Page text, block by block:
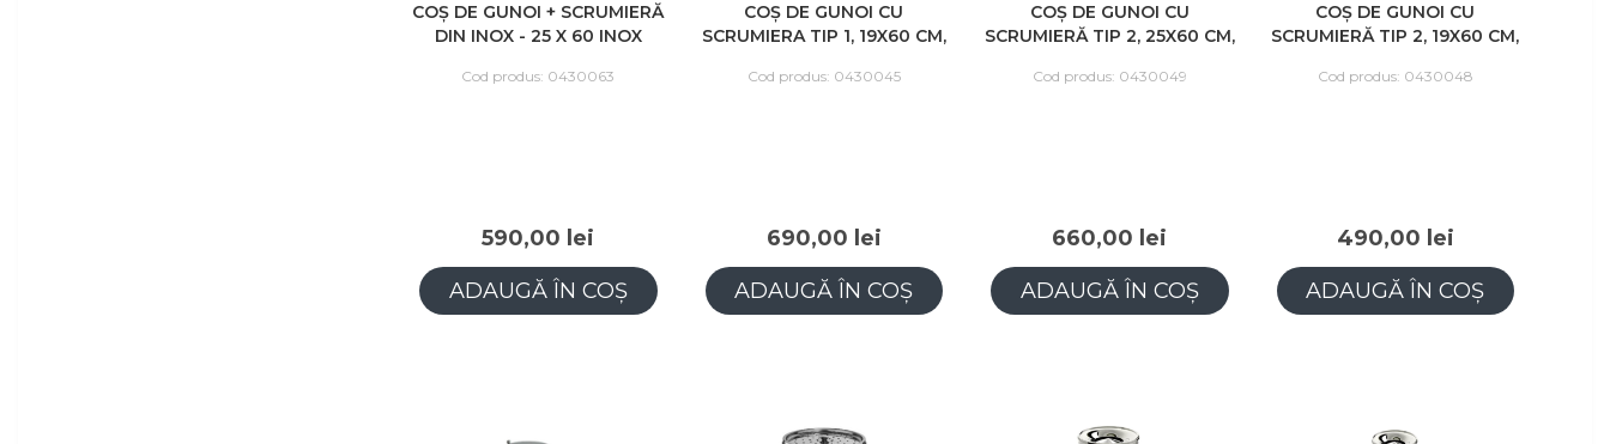
COȘ DE GUNOI + SCRUMIERĂ
DIN INOX - 25 X 60 INOX
Cod produs: 0430063
590,00 lei
ADAUGĂ ÎN COȘ
COȘ DE GUNOI CU
SCRUMIERA TIP 1, 19X60 CM,
Cod produs: 0430045
690,00 lei
ADAUGĂ ÎN COȘ
COȘ DE GUNOI CU
SCRUMIERĂ TIP 2, 25X60 CM,
Cod produs: 0430049
660,00 lei
ADAUGĂ ÎN COȘ
COȘ DE GUNOI CU
SCRUMIERĂ TIP 2, 19X60 CM,
Cod produs: 0430048
490,00 lei
ADAUGĂ ÎN COȘ